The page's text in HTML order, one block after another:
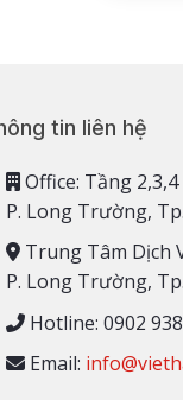
tin liên hệ
Office: Tầng
P. Long Trường,
Trung Tâm Dịch
P. Long Trường,
Hotline: 0902
Email: